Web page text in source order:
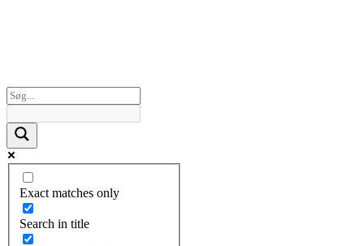
Exact matches only
Search in title